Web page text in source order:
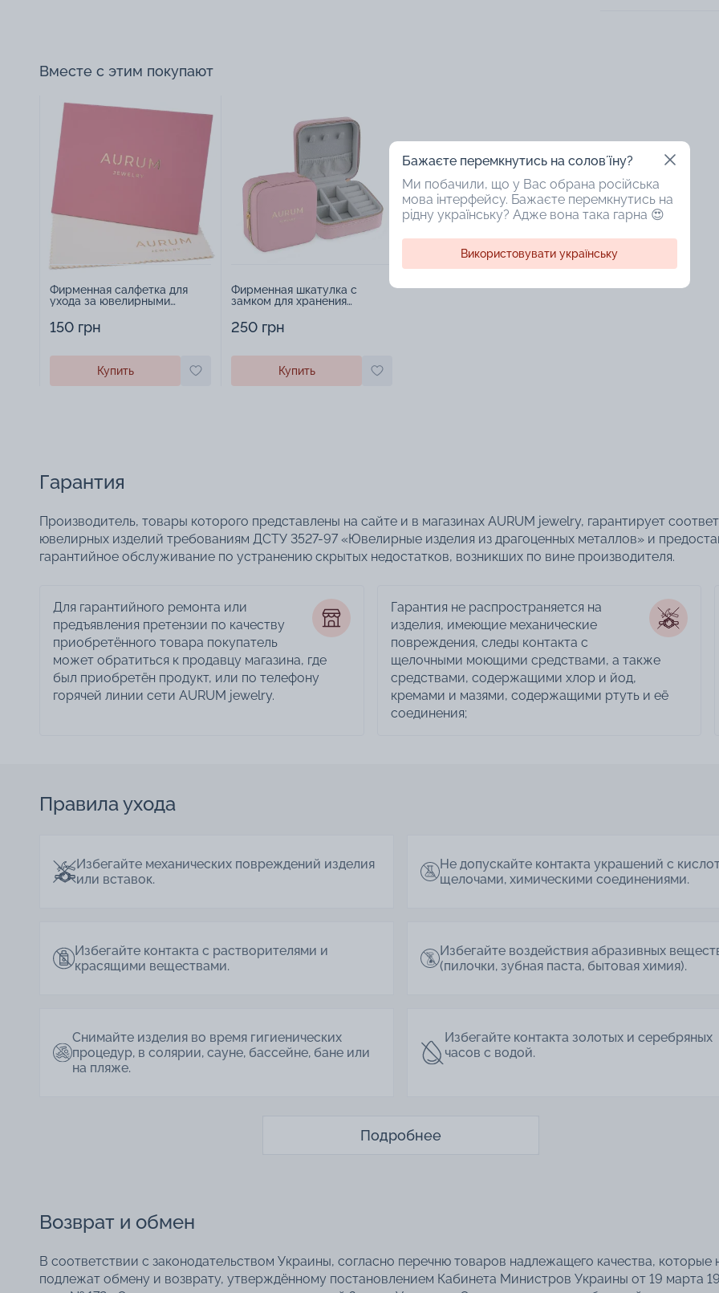
Вместе с этим покупают
Фирменная салфетка для
ухода за ювелирными
150 грн
Купить
Фирменная шкатулка с
замком для хранения
250 грн
Купить
Гарантия
Производитель, товары которого представлены на сайте и в магазинах AURUM jewelry, гарантирует
ювелирных изделий требованиям ДСТУ 3527-97 «Ювелирные изделия из драгоценных металлов» и
гарантийное обслуживание по устранению скрытых недостатков, возникших по вине производителя.
Для гарантийного ремонта или
предъявления претензии по качеству
приобретённого товара покупатель
может обратиться к продавцу магазина, где
был приобретён продукт, или по телефону
горячей линии сети AURUM jewelry.
Гарантия не распространяется на
изделия, имеющие механические
повреждения, следы контакта с
щелочными моющими средствами, а также
средствами, содержащими хлор и йод,
кремами и мазями, содержащими ртуть и её
соединения;
Правила ухода
Избегайте механических повреждений изделия
или вставок.
Не допускайте контакта украшений с
щелочами, химическими соединениями.
Избегайте контакта с растворителями и
красящими веществами.
Избегайте воздействия абразивных
(пилочки, зубная паста, бытовая химия).
Снимайте изделия во время гигиенических
процедур, в солярии, сауне, бассейне, бане или
на пляже.
Избегайте контакта золотых и серебряных
часов с водой.
Подробнее
Возврат и обмен
В соответствии с законодательством Украины, согласно перечню товаров надлежащего качества, которые
подлежат обмену и возврату, утверждённому постановлением Кабинета Министров Украины от 19 марта
Бажаєте перемкнутись на соловʼїну?
Ми побачили, що у Вас обрана російська
мова інтерфейсу. Бажаєте перемкнутись на
рідну українську? Адже вона така гарна 😍
Використовувати українську